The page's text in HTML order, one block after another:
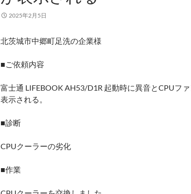
2025年2月5日
北茨城市中郷町足洗の企業様
■ご依頼内容
富士通 LIFEBOOK AH53/D1R 起動時に異音とCPUフ
表示される。
■診断
CPUクーラーの劣化
■作業